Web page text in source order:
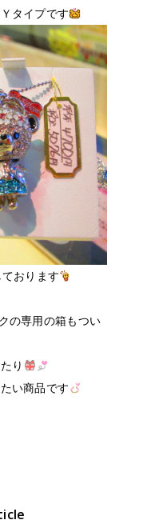
タイプです
おります
の専用の箱もつい
り
い商品です